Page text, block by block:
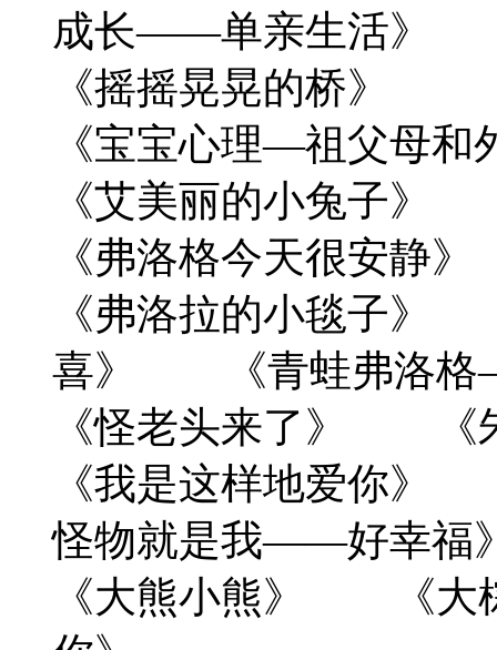
成长——单亲生活》
《摇摇晃晃的桥
《宝宝心理—祖父母和
《艾美丽的小兔子
《弗洛格今天很安静》
《弗洛拉的小毯子
喜》 《青蛙弗洛格
《怪老头来了》 《
《我是这样地爱你
怪物就是我——好幸福
《大熊小熊》 《大